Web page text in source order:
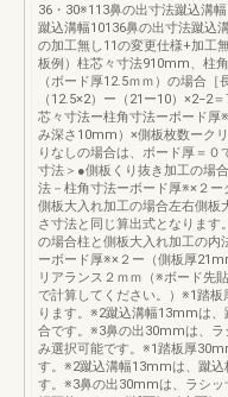
36・30※113鼻の出寸法蹴込溝
蹴込溝幅10136鼻の出寸法蹴込
の加工無し11の変更仕様+加工
板例）柱芯々寸法910mm、柱
（ボード厚12.5ｍｍ）の場合［
（12.5×2）ー（21ー10）×2−2
芯々寸法ー柱角寸法ーボード厚
み深さ10mm）×側板枚数ーク
りなしの場合は、ボード厚＝０
寸法＞●側板くり抜き加工の場
法－柱角寸法ーボード厚※×２
側板大入れ加工の場合左右側板
さ寸法と同じ算出式となりま
の場合柱と側板大入れ加工の内
ーボード厚※×２ー（側板厚
リアランス２ｍｍ（※ボード先
で計算してください。）※1踏
ります。※2蹴込溝幅13mmは
合です。※3鼻の出30mmは、
み選択可能です。※1踏板厚
す。※2蹴込溝幅13mmは、蹴
す。※3鼻の出30mmは、ラシ